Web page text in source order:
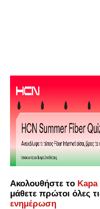
Ακολουθήστε το
μάθετε πρώτοι όλες
ενημέρωση